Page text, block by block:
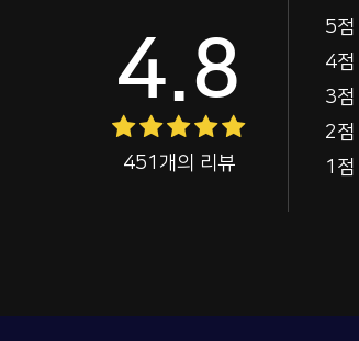
4.8
451개의 리뷰
5점
4점
3점
2점
1점